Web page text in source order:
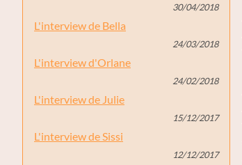
30/04/2018
L'interview de Bella
24/03/2018
L'interview d'Orlane
24/02/2018
L'interview de Julie
15/12/2017
L'interview de Sissi
12/12/2017